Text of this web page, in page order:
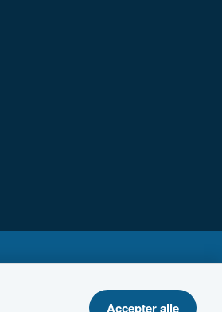
Accepter alle